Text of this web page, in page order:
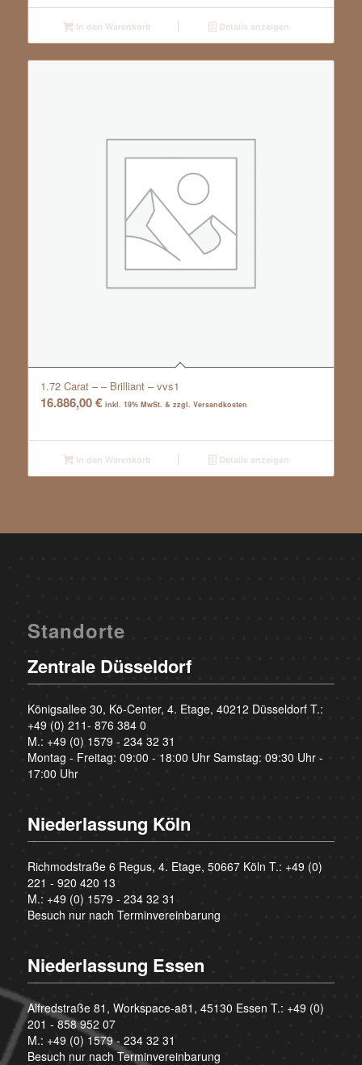
In den Warenkorb Details anzeigen
1.72 Carat – – Brilliant – vvs1
16.886,00€ inkl. 19% MwSt. & zzgl. Versandkosten
In den Warenkorb Details anzeigen
Standorte
Zentrale Düsseldorf
Königsallee 30, Kö-Center, 4. Etage, 40212 Düsseldorf T.:
+49 (0) 211- 876 384 0
M.: +49 (0) 1579 - 234 32 31
Montag - Freitag: 09:00 - 18:00 Uhr Samstag: 09:30 Uhr -
17:00 Uhr
Niederlassung Köln
Richmodstraße 6 Regus, 4. Etage, 50667 Köln T.: +49 (0)
221 - 920 420 13
M.: +49 (0) 1579 - 234 32 31
Besuch nur nach Terminvereinbarung
Niederlassung Essen
Alfredstraße 81, Workspace-a81, 45130 Essen T.: +49 (0)
201 - 858 952 07
M.: +49 (0) 1579 - 234 32 31
Besuch nur nach Terminvereinbarung